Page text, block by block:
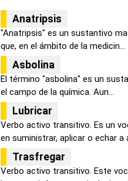
Anatripsis
"Anatripsis" es un sustantivo
que, en el ámbito de la medicin...
Asbolina
El término "asbolina" es un
el campo de la química. Aun...
Lubricar
Verbo activo transitivo. Es un
en suministrar, aplicar o echar a
Trasfregar
Verbo activo transitivo. Este